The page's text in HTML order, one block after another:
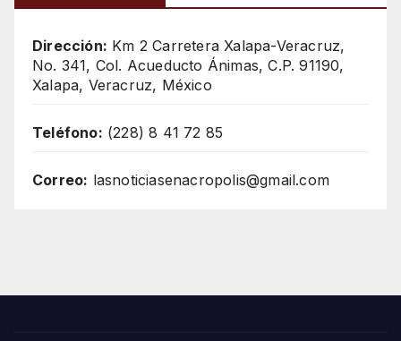
Dirección: Km 2 Carretera Xalapa-Veracruz,
No. 341, Col. Acueducto Ánimas, C.P. 91190,
Xalapa, Veracruz, México
Teléfono: (228) 8 41 72 85
Correo: lasnoticiasenacropolis@gmail.com